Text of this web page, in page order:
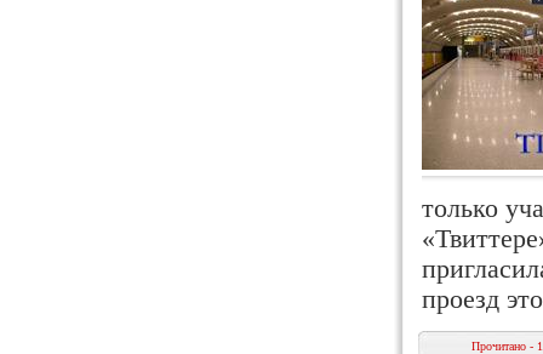
только
проезд
Прочитано -